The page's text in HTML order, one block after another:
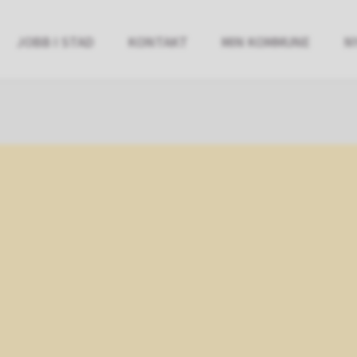
JOBB I STAD KONTAKT MIN KOMMUNE